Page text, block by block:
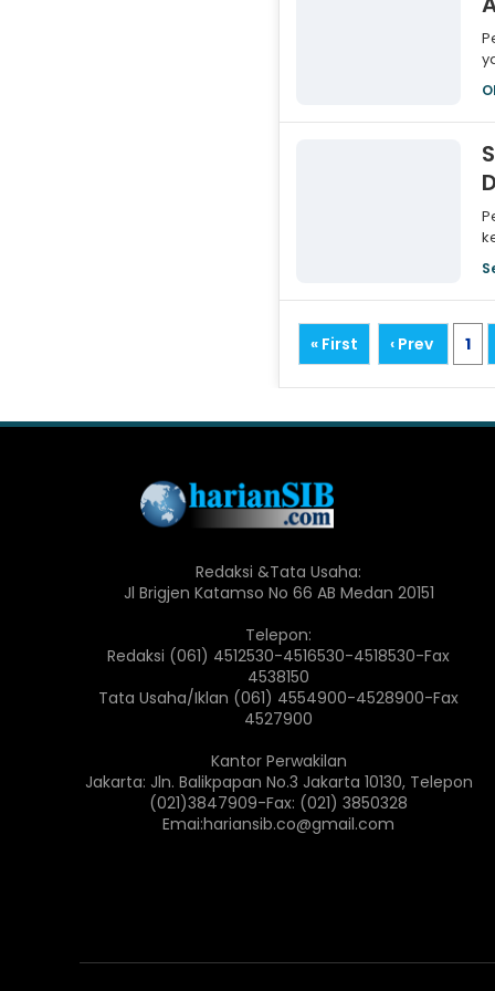
« First ‹ Prev 1
Redaksi &Tata Usaha:
Jl Brigjen Katamso No 66 AB Medan 20151
Telepon:
Redaksi (061) 4512530-4516530-4518530-Fax
4538150
Tata Usaha/Iklan (061) 4554900-4528900-Fax
4527900
Kantor Perwakilan
Jakarta: Jln. Balikpapan No.3 Jakarta 10130, Telepon
(021)3847909-Fax: (021) 3850328
Emai:hariansib.co@gmail.com